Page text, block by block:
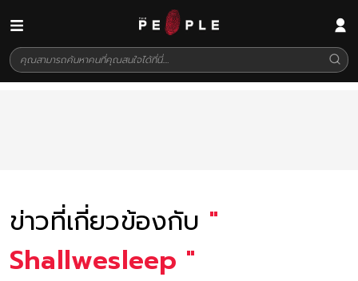
ข่าวที่เกี่ยวข้องกับ "
Shallwesleep "